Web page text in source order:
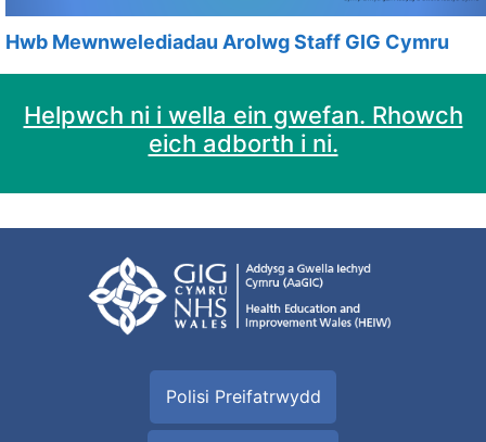
Hwb Mewnwelediadau Arolwg Staff GIG Cymru
Helpwch ni i wella ein gwefan. Rhowch
eich adborth i ni.
Polisi Preifatrwydd